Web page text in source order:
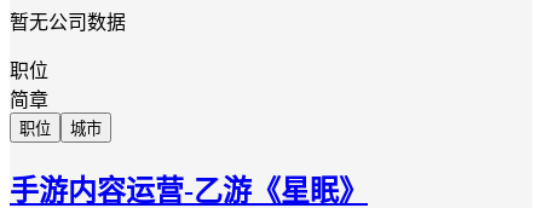
暂无公司数据
职位
简章
职位 城市
手游内容运营-乙游《星眠》